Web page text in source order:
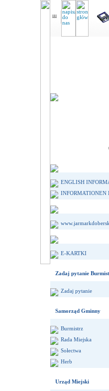
ENGLISH
INFORMATIONEN
E-KARTKI
Zadaj pytanie
Zadaj pytanie
Samorząd Gminny
Burmistrz
Rada Miejska
Sołectwa
Herb
Urząd Miejski